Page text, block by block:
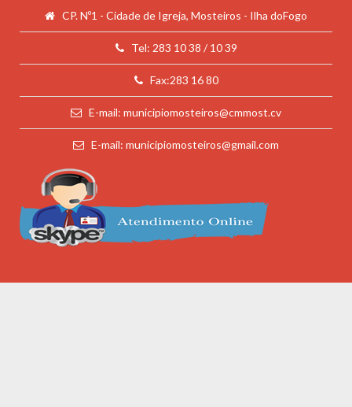
CP. Nº1 - Cidade de Igreja, Mosteiros - Ilha doFogo
Tel: 283 10 38 / 10 39
Fax:283 16 80
E-mail: municipiomosteiros@cmmost.cv
E-mail: municipiomosteiros@gmail.com